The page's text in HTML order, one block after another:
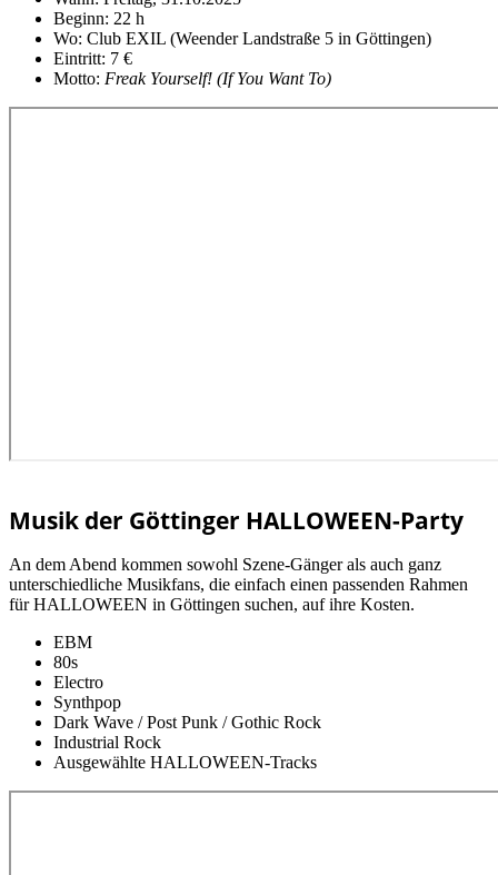
Beginn: 22 h
Wo: Club EXIL (Weender Landstraße 5 in Göttingen)
Eintritt: 7 €
Motto: Freak Yourself! (If You Want To)
Musik der Göttinger HALLOWEEN-Party
An dem Abend kommen sowohl Szene-Gänger als auch ganz
unterschiedliche Musikfans, die einfach einen passenden Rahmen
für HALLOWEEN in Göttingen suchen, auf ihre Kosten.
EBM
80s
Electro
Synthpop
Dark Wave / Post Punk / Gothic Rock
Industrial Rock
Ausgewählte HALLOWEEN-Tracks